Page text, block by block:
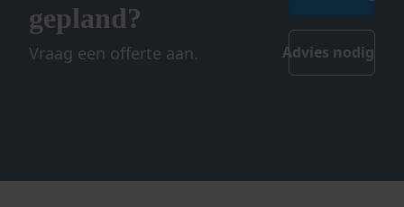
gepland?
Vraag een offerte aan. Advies nodig